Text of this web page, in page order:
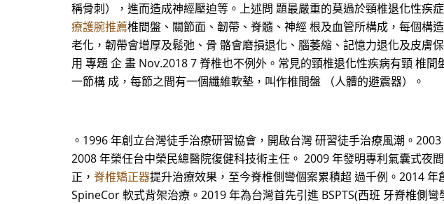
稱骨刺），進而造成神經壓迫等。上述問 題最嚴重的莫過於頸椎退化性疾
療護腕推薦椎間盤、關節面、韌帶、脊髓、神經 根及血管所構成，每個構
老化，韌帶會增厚及鬆弛、骨 骼會磨損退化、腦萎縮、記憶力退化及皮
用 專題 企 畫 Nov.2018 7 脊椎也不例外。常見的頸椎退化性疾病有頸 椎
一節構 成，每節之間有一個纖維軟墊，叫作椎間盤 （人體的避震器）。
。1996 年創立台灣徒手治療研習協會，開啟台灣 研習徒手治療風潮。
2008 年榮任台中榮民總醫院復健科技術主任。 2009 年發明專利氣囊式
正， 脊椎矯正器提升治療效果，至今脊椎側彎個案累積超 過千例。2014
SpineCor 軟式背架治療。2019 年為台灣首先引進 BSPTS(西班 牙脊椎側